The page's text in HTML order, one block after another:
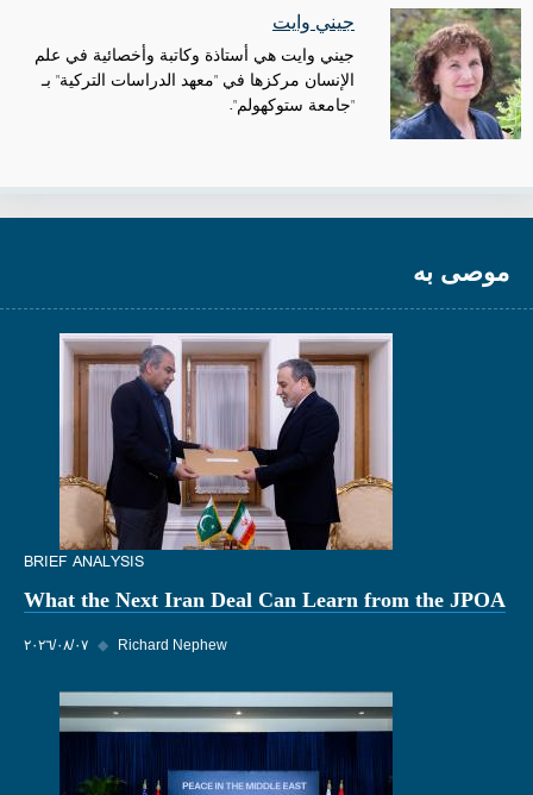
جيني وايت
جيني وايت هي أستاذة وكاتبة وأخصائية في علم
الإنسان مركزها في "معهد الدراسات التركية" بـ
"جامعة ستوكهولم".
موصى به
BRIEF ANALYSIS
What the Next Iran Deal Can Learn from the JPOA
٠٧‏/٠٨‏/٢٠٢٦ ◆ Richard Nephew